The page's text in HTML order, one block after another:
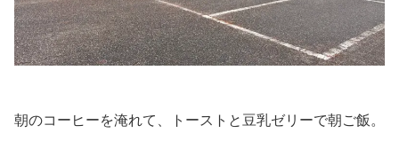
朝のコーヒーを淹れて、トーストと豆乳ゼリーで朝ご飯。